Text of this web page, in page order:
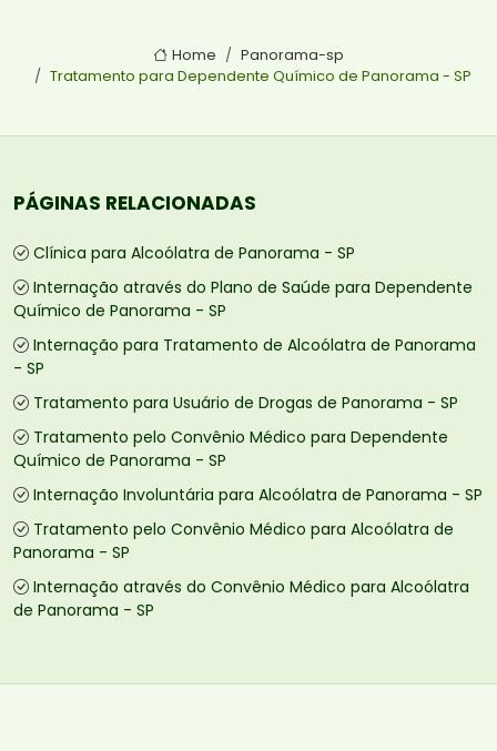
Home
Panorama-sp
Tratamento para Dependente Químico de Panorama - SP
PÁGINAS RELACIONADAS
Clínica para Alcoólatra de Panorama - SP
Internação através do Plano de Saúde para Dependente
Químico de Panorama - SP
Internação para Tratamento de Alcoólatra de Panorama
- SP
Tratamento para Usuário de Drogas de Panorama - SP
Tratamento pelo Convênio Médico para Dependente
Químico de Panorama - SP
Internação Involuntária para Alcoólatra de Panorama - SP
Tratamento pelo Convênio Médico para Alcoólatra de
Panorama - SP
Internação através do Convênio Médico para Alcoólatra
de Panorama - SP